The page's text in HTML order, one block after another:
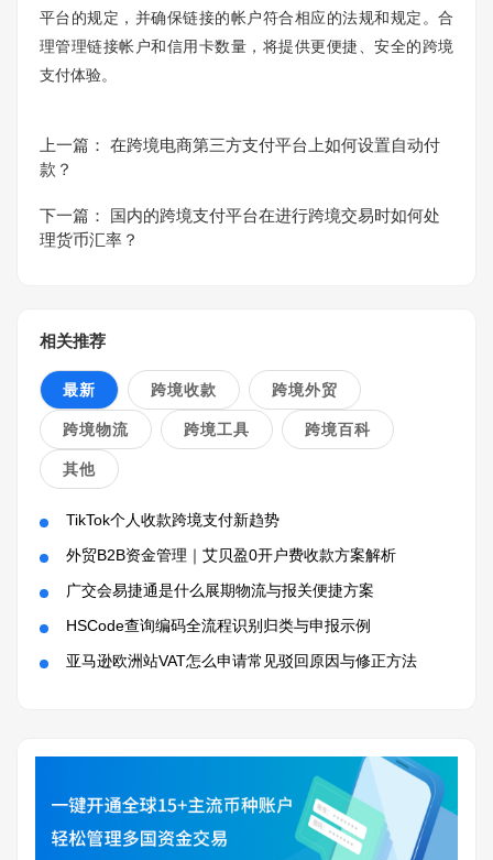
平台的规定，并确保链接的帐户符合相应的法规和规定。合
理管理链接帐户和信用卡数量，将提供更便捷、安全的跨境
支付体验。
上一篇： 在跨境电商第三方支付平台上如何设置自动付
款？
下一篇：
国内的跨境支付平台在进行跨境交易时如何处
理货币汇率？
相关推荐
最新 跨境收款 跨境外贸
跨境物流 跨境工具 跨境百科
其他
TikTok个人收款跨境支付新趋势
外贸B2B资金管理｜艾贝盈0开户费收款方案解析
广交会易捷通是什么展期物流与报关便捷方案
HSCode查询编码全流程识别归类与申报示例
亚马逊欧洲站VAT怎么申请常见驳回原因与修正方法